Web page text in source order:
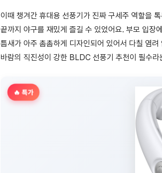
이때 챙겨간 휴대용 선풍기가 진짜 구세주 역할을
끝까지 야구를 재밌게 즐길 수 있었어요. 부모 입장
틈새가 아주 촘촘하게 디자인되어 있어서 다칠 염
바람의 직진성이 강한 BLDC 선풍기 추천이 필수라